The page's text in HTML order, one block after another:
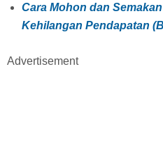
Cara Mohon dan
Kehilangan Pendapatan
Advertisement